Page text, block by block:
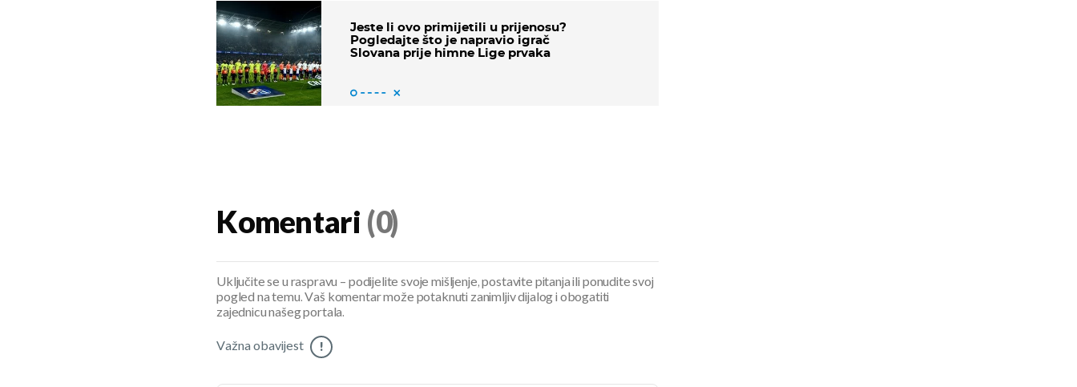
Jeste li ovo primijetili u prijenosu?
Pogledajte što je napravio igrač
Slovana prije himne Lige prvaka
Komentari (0)
Uključite se u raspravu – podijelite svoje mišljenje, postavite pitanja ili ponudite svoj
pogled na temu. Vaš komentar može potaknuti zanimljiv dijalog i obogatiti
zajednicu našeg portala.
Važna obavijest !